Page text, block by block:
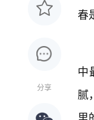
分享
春
中
腻